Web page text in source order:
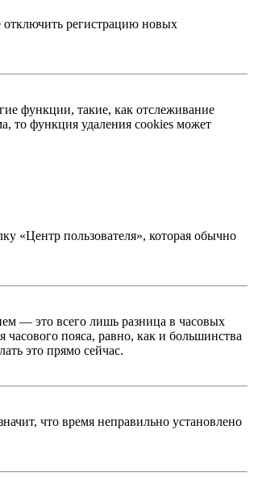
отключить регистрацию новых
функции, такие, как отслеживание
то функция удаления cookies может
«Центр пользователя», которая обычно
— это всего лишь разница в часовых
пояса, равно, как и большинства
это прямо сейчас.
что время неправильно установлено